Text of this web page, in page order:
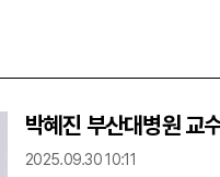
박혜진 부산대병원 교
2025.09.30 10:11